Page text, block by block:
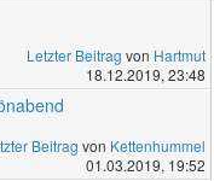
Letzter Beitrag von Hartmut
18.12.2019, 23:48
Beitrag von Kettenhummel
01.03.2019, 19:52